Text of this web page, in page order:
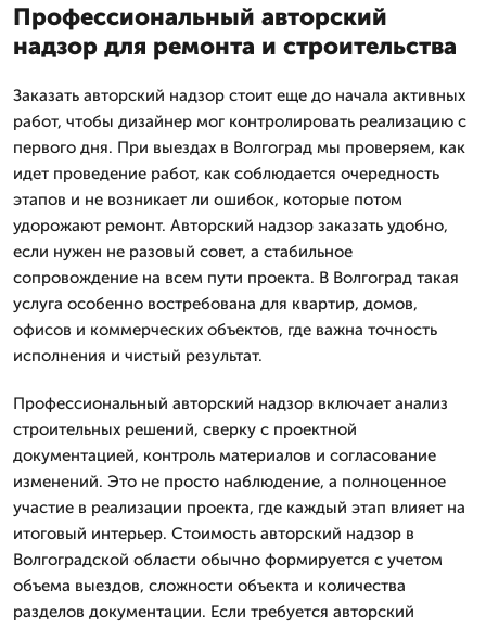
Профессиональный авторский
надзор для ремонта и строительства
Заказать авторский надзор стоит еще до начала активных
работ, чтобы дизайнер мог контролировать реализацию с
первого дня. При выездах в Волгоград мы проверяем, как
идет проведение работ, как соблюдается очередность
этапов и не возникает ли ошибок, которые потом
удорожают ремонт. Авторский надзор заказать удобно,
если нужен не разовый совет, а стабильное
сопровождение на всем пути проекта. В Волгоград такая
услуга особенно востребована для квартир, домов,
офисов и коммерческих объектов, где важна точность
исполнения и чистый результат.
Профессиональный авторский надзор включает анализ
строительных решений, сверку с проектной
документацией, контроль материалов и согласование
изменений. Это не просто наблюдение, а полноценное
участие в реализации проекта, где каждый этап влияет на
итоговый интерьер. Стоимость авторский надзор в
Волгоградской области обычно формируется с учетом
объема выездов, сложности объекта и количества
разделов документации. Если требуется авторский